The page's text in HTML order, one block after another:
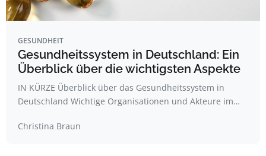
GESUNDHEIT
Gesundheitssystem in Deutschland: Ein
Überblick über die wichtigsten Aspekte
IN KÜRZE Überblick über das Gesundheitssystem in
Deutschland Wichtige Organisationen und Akteure im…
Christina Braun